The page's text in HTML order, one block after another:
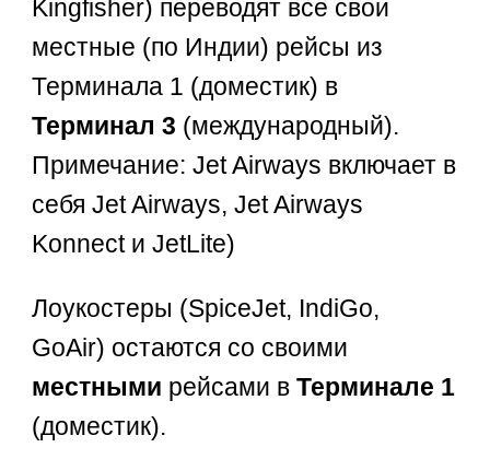
Kingfisher) переводят все свои
местные (по Индии) рейсы из
Терминала 1 (доместик) в
Терминал 3 (международный).
Примечание: Jet Airways включает в
себя Jet Airways, Jet Airways
Konnect и JetLite)
Лоукостеры (SpiceJet, IndiGo,
GoAir) остаются со своими
местными рейсами вТерминале 1
(доместик).